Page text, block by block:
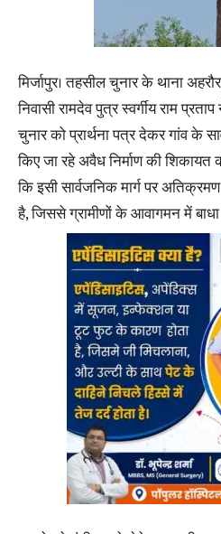
मिर्जापुर। तहसील चुनार के थाना
निवासी रामदेव पुत्र स्वर्गीय राम
चुनार को प्रार्थना पत्र देकर गांव के
किए जा रहे अवैध निर्माण की शिकायत
कि इसी सार्वजनिक मार्ग पर अतिक्रमण
है, जिससे ग्रामीणों के आवागमन में